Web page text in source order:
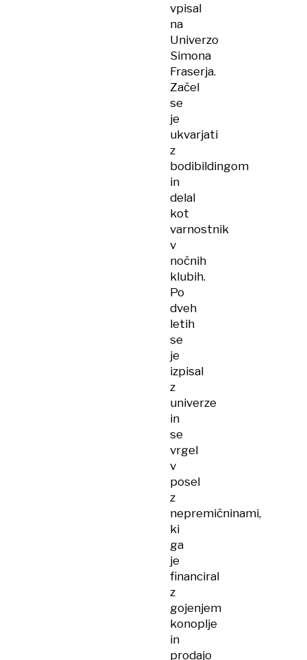
vpisal
na
Univerzo
Simona
Fraserja.
Začel
se
je
ukvarjati
z
bodibildingom
in
delal
kot
varnostnik
v
nočnih
klubih.
Po
dveh
letih
se
je
izpisal
z
univerze
in
se
vrgel
v
posel
z
nepremičninami,
ki
ga
je
financiral
z
gojenjem
konoplje
in
prodajo